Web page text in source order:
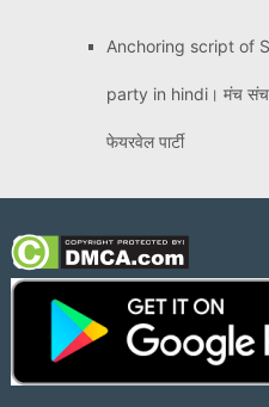
Anchoring script of
party in hindi। मंच
फेयरवेल पार्टी